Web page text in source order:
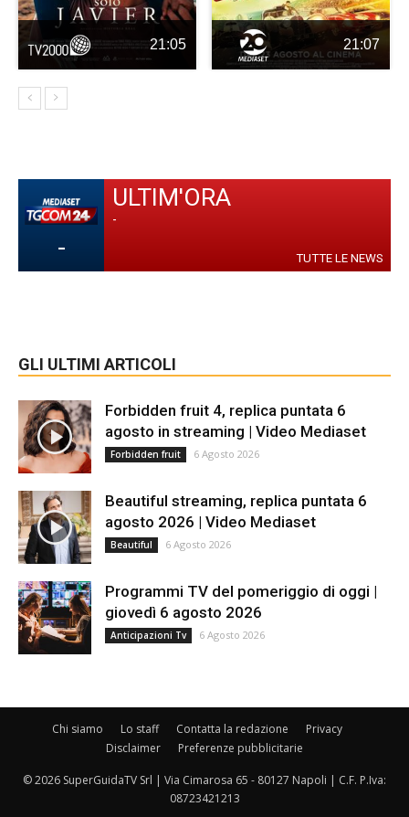
21:05 21:07
-
ULTIM'ORA
-
TUTTE LE NEWS
GLI ULTIMI ARTICOLI
Forbidden fruit 4, replica puntata 6
agosto in streaming | Video Mediaset
Forbidden fruit 6 Agosto 2026
Beautiful streaming, replica puntata 6
agosto 2026 | Video Mediaset
Beautiful 6 Agosto 2026
Programmi TV del pomeriggio di oggi |
giovedì 6 agosto 2026
Anticipazioni Tv 6 Agosto 2026
Chi siamo Lo staff Contatta la redazione
Privacy
Disclaimer
Preferenze pubblicitarie
© 2026 SuperGuidaTV Srl | Via Cimarosa 65 - 80127 Napoli | C.F. P.Iva:
08723421213